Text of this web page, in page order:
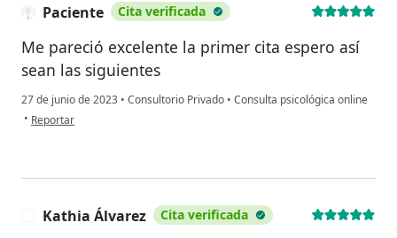
Paciente Cita verificada
Me pareció excelente la primer cita espero así
sean las siguientes
27 de junio de 2023 • Consultorio Privado • Consulta psicológica online
• en opinión del usuario Paciente
Reportar
Kathia Álvarez Cita verificada